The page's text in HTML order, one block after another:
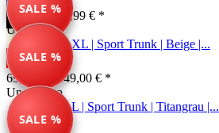
SALE %
44,99 € *59,99 € *
SALE %
Unser Tipp
Reisekoffer XL | Sport Trunk | Beige |...
69,99 € * 149,00 € *
SALE %
Unser Tipp
Reisekoffer L | Sport Trunk | Titangrau |...